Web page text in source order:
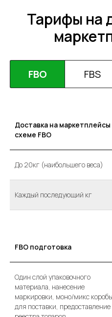
Тарифы на
FBO FBS
Доставка на
схеме FBO
До 20кг (наибольшего веса)
Каждый последующий кг
FBO подготовка
Один слой упаковочного
материала, нанесение
маркировки, моно/микс коробы
для поставки, предоставление